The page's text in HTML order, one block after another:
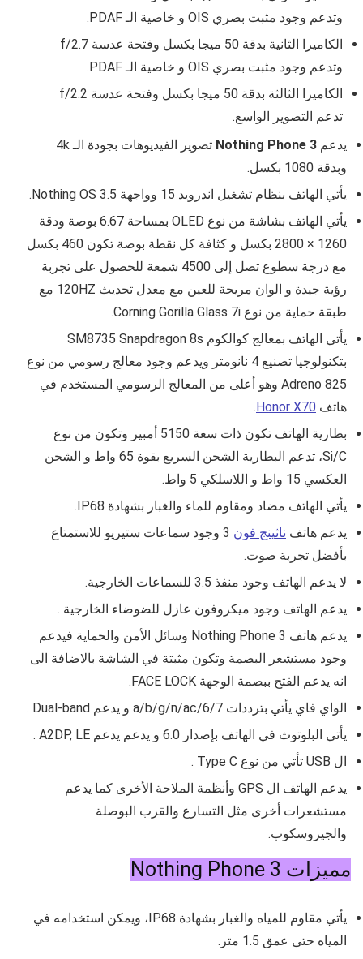
وتدعم وجود مثبت بصري OIS و خاصية الـ PDAF.
الكاميرا الثانية بدقة 50 ميجا بكسل وفتحة عدسة
f/2.7
وتدعم وجود مثبت بصري OIS و خاصية الـ PDAF.
الكاميرا الثالثة بدقة 50 ميجا بكسل وفتحة عدسة
f/2.2
تدعم التصوير الواسع.
يدعم Nothing Phone 3
وبدقة 1080 بكسل.
يأتي الهاتف بنظام تشغيل اندرويد 15 وواجهة
Nothing OS 3.5
.
يأتي الهاتف بشاشة من نوع OLED بمساحة 6.67 بوصة ودقة
1260 × 2800
بكسل و كثافة كل نقطة بوصة تكون 460 بكسل
مع درجة سطوع تصل إلى 4500 شمعة للحصول على تجربة
رؤية جيدة و الوان مريحة للعين مع معدل تحديث 120HZ مع
طبقة حماية من نوع Corning Gorilla Glass 7i.
يأتي الهاتف بمعالج كوالكوم SM8735 Snapdragon 8s
بتكنولوجيا تصنيع 4 نانومتر ويدعم وجود معالج رسومي من نوع
Adreno 825 وهو أعلى من المعالج الرسومي المستخدم في
هاتف Honor X70
.
بطارية الهاتف تكون ذات سعة 5150 أمبير وتكون من نوع
Si/C،
تدعم البطارية الشحن السريع بقوة 65 واط و الشحن
العكسي 15 واط و اللاسلكي 5 واط.
يأتي الهاتف مضاد ومقاوم للماء والغبار بشهادة IP68
.
يدعم هاتف ناثينج فون
3 وجود سماعات ستيريو للاستمتاع
بأفضل تجربة صوت.
لا يدعم الهاتف وجود منفذ 3.5 للسماعات الخارجية.
يدعم الهاتف وجود ميكروفون عازل للضوضاء الخارجية .
يدعم هاتف Nothing Phone 3
وسائل الأمن والحماية فيدعم
وجود مستشعر البصمة وتكون مثبتة في الشاشة بالاضافة الى
انه يدعم الفتح ببصمة الوجهة FACE LOCK.
الواي فاي يأتي بترددات a/b/g/n/ac/6/7 و يدعم Dual-band .
يأتي البلوتوث في الهاتف بإصدار 6.0 و يدعم يدعم A2DP, LE .
ال USB تأتي من نوع Type C .
يدعم الهاتف ال GPS وأنظمة الملاحة الأخرى كما يدعم
مستشعرات أخرى مثل التسارع والقرب البوصلة
والجيروسكوب.
مميزات Nothing Phone 3
يأتي مقاوم للمياه والغبار بشهادة
IP68، ويمكن استخدامه في
المياه حتى عمق 1.5 متر.